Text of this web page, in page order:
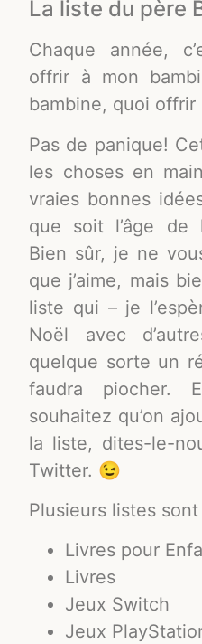
La liste du père
Chaque année,
offrir à mon
bambine, quoi offrir
Pas de panique!
les choses en
vraies bonnes
que soit l’âge de
Bien sûr, je ne
que j’aime, mais
liste qui – je
Noël avec
quelque sorte un
faudra piocher.
souhaitez qu’on
la liste, dites-le-
Twitter. 😉
Plusieurs listes
Livres pour
Livres
Jeux Switch
Jeux